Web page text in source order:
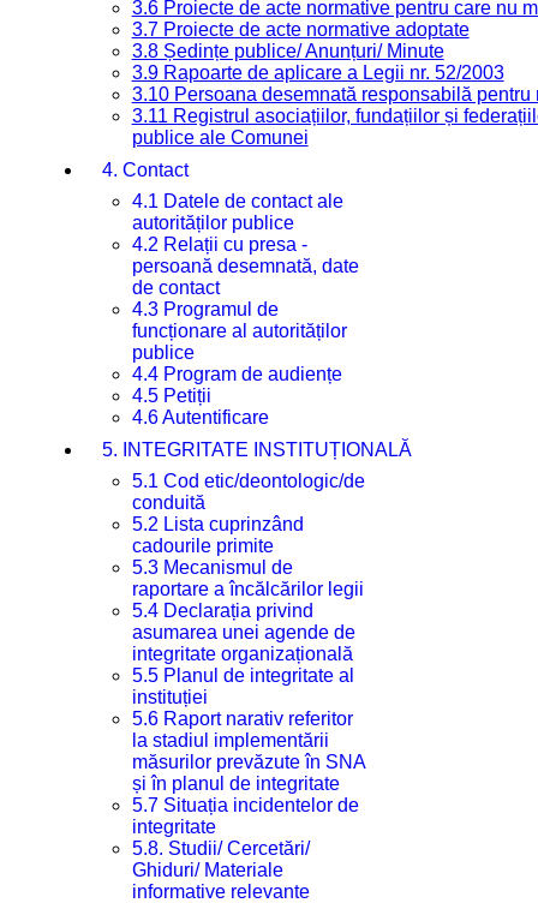
3.6 Proiecte de acte normative pentru care nu
3.7 Proiecte de acte normative adoptate
3.8 Ședințe publice/ Anunțuri/ Minute
3.9 Rapoarte de aplicare a Legii nr. 52/2003
3.10 Persoana desemnată responsabilă
3.11 Registrul asociațiilor, fundațiilor și
publice ale Comunei
4. Contact
4.1 Datele de contact ale
autorităților publice
4.2 Relații cu presa -
persoană desemnată, date
de contact
4.3 Programul de
funcționare al autorităților
publice
4.4 Program de audiențe
4.5 Petiții
4.6 Autentificare
5. INTEGRITATE INSTITUȚIONALĂ
5.1 Cod etic/deontologic/de
conduită
5.2 Lista cuprinzând
cadourile primite
5.3 Mecanismul de
raportare a încălcărilor legii
5.4 Declarația privind
asumarea unei agende de
integritate organizațională
5.5 Planul de integritate al
instituției
5.6 Raport narativ referitor
la stadiul implementării
măsurilor prevăzute în SNA
și în planul de integritate
5.7 Situația incidentelor de
integritate
5.8. Studii/ Cercetări/
Ghiduri/ Materiale
informative relevante